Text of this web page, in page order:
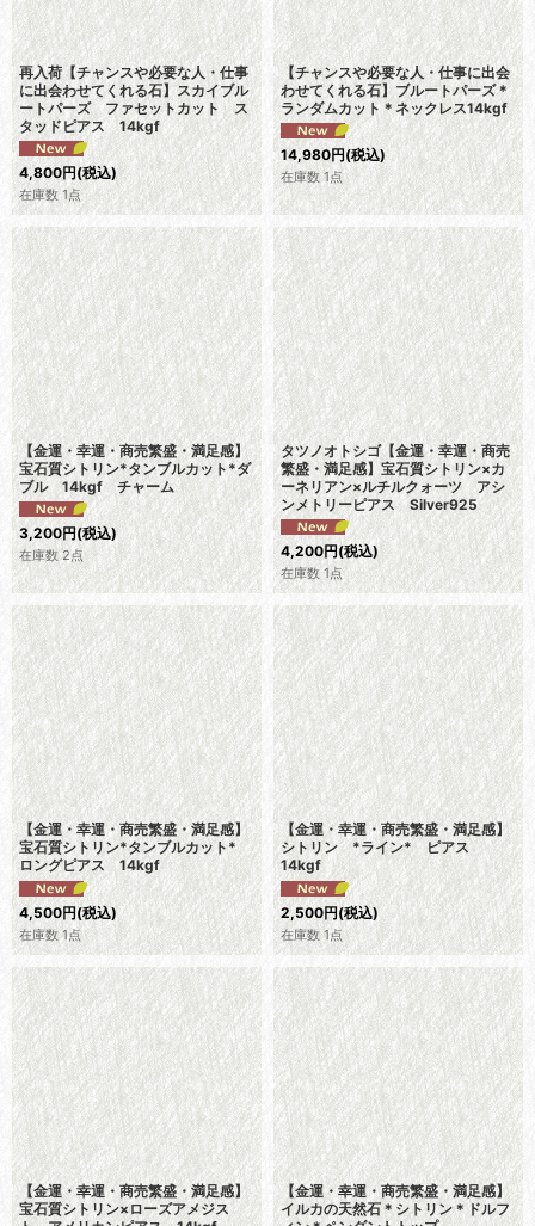
再入荷【チャンスや必要な人・仕事
に出会わせてくれる石】スカイブル
ートパーズ ファセットカット ス
タッドピアス 14kgf
4,800円(税込)
在庫数 1点
【チャンスや必要な人・仕事に出会
わせてくれる石】ブルートパーズ＊
ランダムカット＊ネックレス14kgf
14,980円(税込)
在庫数 1点
【金運・幸運・商売繁盛・満足感】
宝石質シトリン*タンブルカット*ダ
ブル 14kgf チャーム
3,200円(税込)
在庫数 2点
タツノオトシゴ【金運・幸運・商売
繁盛・満足感】宝石質シトリン×カ
ーネリアン×ルチルクォーツ アシ
ンメトリーピアス Silver925
4,200円(税込)
在庫数 1点
【金運・幸運・商売繁盛・満足感】
宝石質シトリン*タンブルカット*
ロングピアス 14kgf
4,500円(税込)
在庫数 1点
【金運・幸運・商売繁盛・満足感】
シトリン *ライン* ピアス
14kgf
2,500円(税込)
在庫数 1点
【金運・幸運・商売繁盛・満足感】
宝石質シトリン×ローズアメジス
【金運・幸運・商売繁盛・満足感】
イルカの天然石＊シトリン＊ドルフ